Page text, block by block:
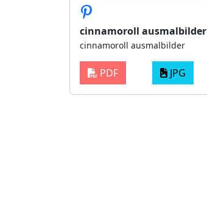
cinnamoroll ausmalbilder
cinnamoroll ausmalbilder
PDF JPG